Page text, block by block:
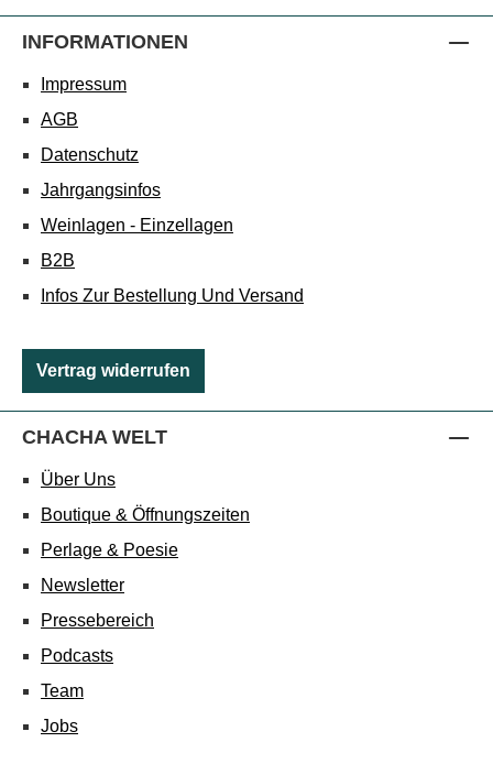
INFORMATIONEN
Impressum
AGB
Datenschutz
Jahrgangsinfos
Weinlagen - Einzellagen
B2B
Infos Zur Bestellung Und Versand
Vertrag widerrufen
CHACHA WELT
Über Uns
Boutique & Öffnungszeiten
Perlage & Poesie
Newsletter
Pressebereich
Podcasts
Team
Jobs